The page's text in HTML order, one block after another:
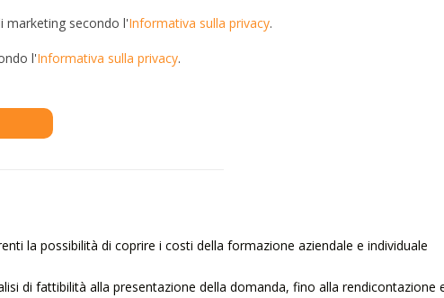
marketing secondo l'Informativa sulla privacy.
l'Informativa sulla privacy.
la possibilità di coprire i costi della formazione aziendale e individuale
di fattibilità alla presentazione della domanda, fino alla rendicontazione